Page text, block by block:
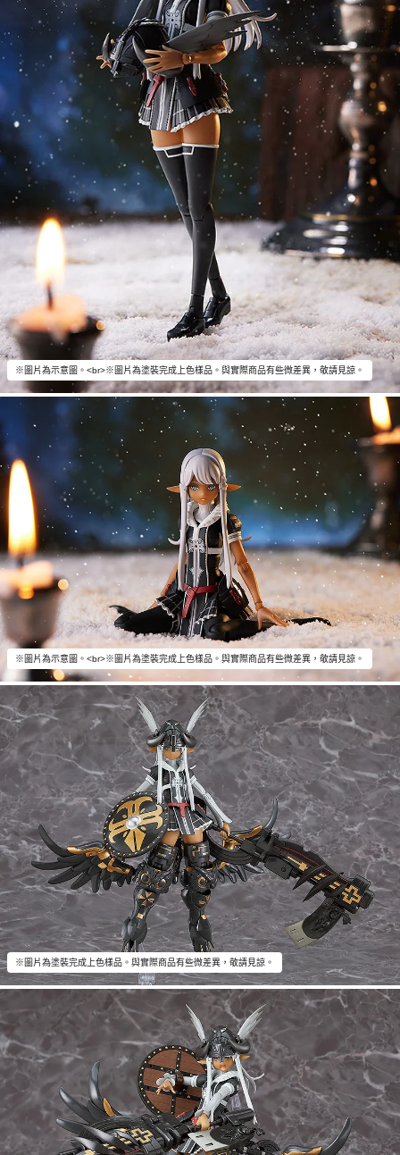
※圖片為示意圖。<br>※圖片為塗裝完成上色樣品。與實際商品有些微差異，敬請見諒。
※圖片為示意圖。<br>※圖片為塗裝完成上色樣品。與實際商品有些微差異，敬請見諒。
※圖片為塗裝完成上色樣品。與實際商品有些微差異，敬請見諒。